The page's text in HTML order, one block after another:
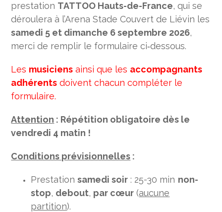
prestation TATTOO Hauts-de-France, qui se
déroulera à l’Arena Stade Couvert de Liévin les
samedi 5 et dimanche 6 septembre 2026,
merci de remplir le formulaire ci‑dessous.
Les musiciens ainsi que les accompagnants
adhérents doivent chacun compléter le
formulaire.
Attention : Répétition obligatoire dès le
vendredi 4 matin !
Conditions prévisionnelles :
Prestationsamedi soir : 25-30 min non-
stop, debout, par cœur (aucune
partition).